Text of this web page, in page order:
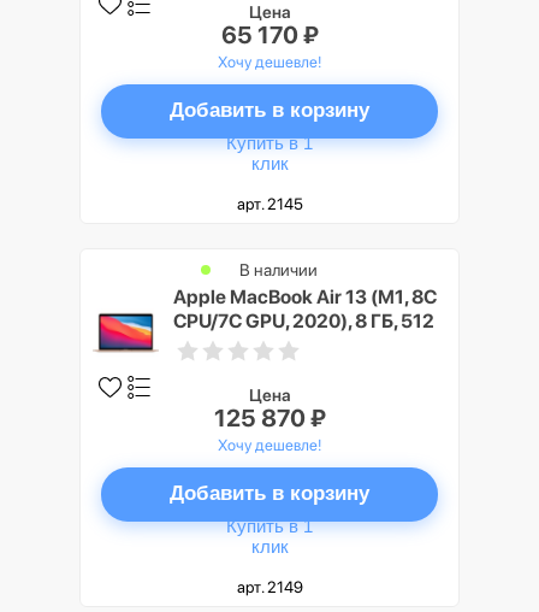
Цена
65 170 ₽
Хочу дешевле!
Добавить в корзину
Купить в 1
клик
арт. 2145
Apple MacBook Air 13 (M1, 8C
CPU/7C GPU, 2020), 8 ГБ, 512
ГБ SSD, Золото (Gold)
В наличии
Цена
125 870 ₽
Хочу дешевле!
Добавить в корзину
Купить в 1
клик
арт. 2149